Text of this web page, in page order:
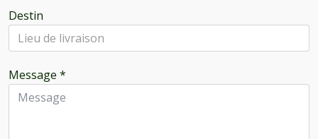
Destin
Message *